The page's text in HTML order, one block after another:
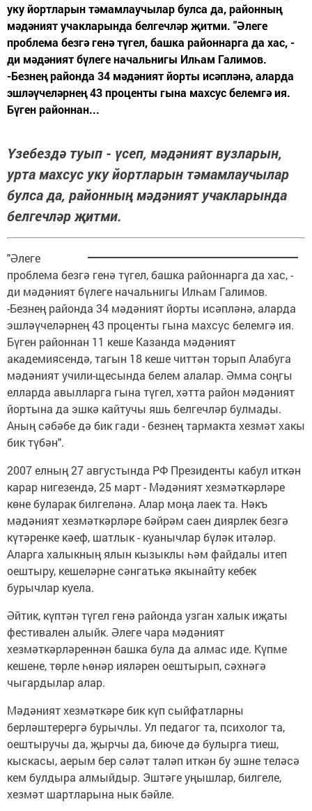
уку йортларын тәмамлаучылар булса да, районның
мәдәният учакларында белгечләр җитми. "Әлеге
проблема безгә генә түгел, башка районнарга да хас, -
ди мәдәният бүлеге начальнигы Илһам Галимов.
-Безнең районда 34 мәдәният йорты исәпләнә, аларда
эшләүчеләрнең 43 проценты гына махсус белемгә ия.
Бүген районнан...
Үзебездә туып - үсеп, мәдәният вузларын,
урта махсус уку йортларын тәмамлаучылар
булса да, районның мәдәният учакларында
белгечләр җитми.
"Әлеге
проблема безгә генә түгел, башка районнарга да хас, -
ди мәдәният бүлеге начальнигы Илһам Галимов.
-Безнең районда 34 мәдәният йорты исәпләнә, аларда
эшләүчеләрнең 43 проценты гына махсус белемгә ия.
Бүген районнан 11 кеше Казанда мәдәният
академиясендә, тагын 18 кеше читтән торып Алабуга
мәдәният учили-щесында белем алалар. Әмма соңгы
елларда авылларга гына түгел, хәтта район мәдәният
йортына да эшкә кайтучы яшь белгечләр булмады.
Аның сәбәбе дә бик гади - безнең тармакта хезмәт хакы
бик түбән".
2007 елның 27 августында РФ Президенты кабул иткән
карар нигезендә, 25 март - Мәдәният хезмәткәрләре
көне буларак билгеләнә. Алар моңа лаек та. Нәкъ
мәдәният хезмәткәрләре бәйрәм саен диярлек безгә
күтәренке кәеф, шатлык - куанычлар бүләк итәләр.
Аларга халыкның ялын кызыклы һәм файдалы итеп
оештыру, кешеләрне сәнгатькә якынайту кебек
бурычлар куела.
Әйтик, күптән түгел генә районда узган халык иҗаты
фестивален алыйк. Әлеге чара мәдәният
хезмәткәрләреннән башка була да алмас иде. Күпме
кешене, төрле һөнәр ияләрен оештырып, сәхнәгә
чыгардылар алар.
Мәдәният хезмәткәре бик күп сыйфатларны
берләштерергә бурычлы. Ул педагог та, психолог та,
оештыручы да, җырчы да, биюче дә булырга тиеш,
кыскасы, аерым бер сәләт таләп иткән бу эшне теләсә
кем булдыра алмыйдыр. Эштәге уңышлар, билгеле,
хезмәт шартларына нык бәйле.